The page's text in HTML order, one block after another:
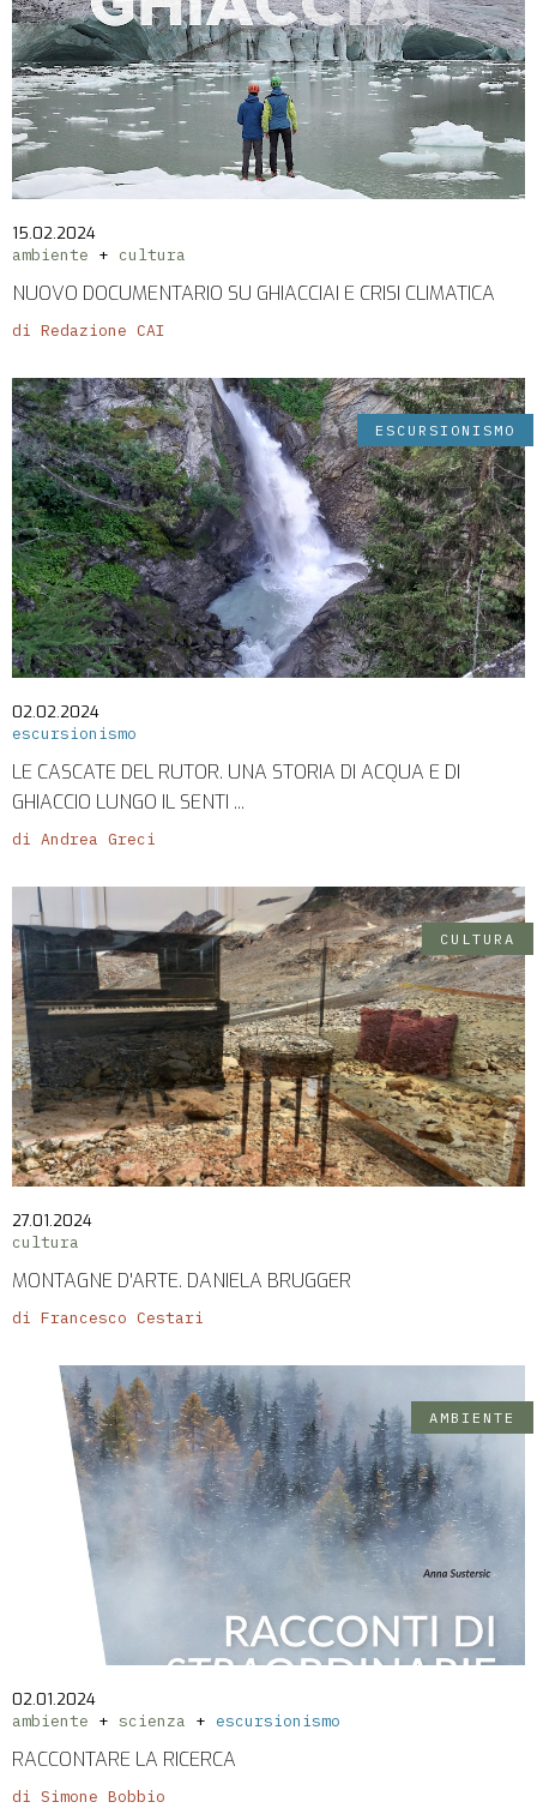
15.02.2024
ambiente
cultura
NUOVO DOCUMENTARIO SU GHIACCIAI E CRISI CLIMATICA
di Redazione CAI
ESCURSIONISMO
02.02.2024
escursionismo
LE CASCATE DEL RUTOR. UNA STORIA DI ACQUA E DI
GHIACCIO LUNGO IL SENTI ...
di Andrea Greci
CULTURA
27.01.2024
cultura
MONTAGNE D'ARTE. DANIELA BRUGGER
di Francesco Cestari
AMBIENTE
02.01.2024
ambiente
scienza escursionismo
RACCONTARE LA RICERCA
di Simone Bobbio